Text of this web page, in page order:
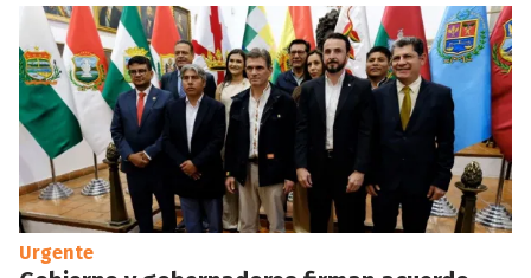
Urgente